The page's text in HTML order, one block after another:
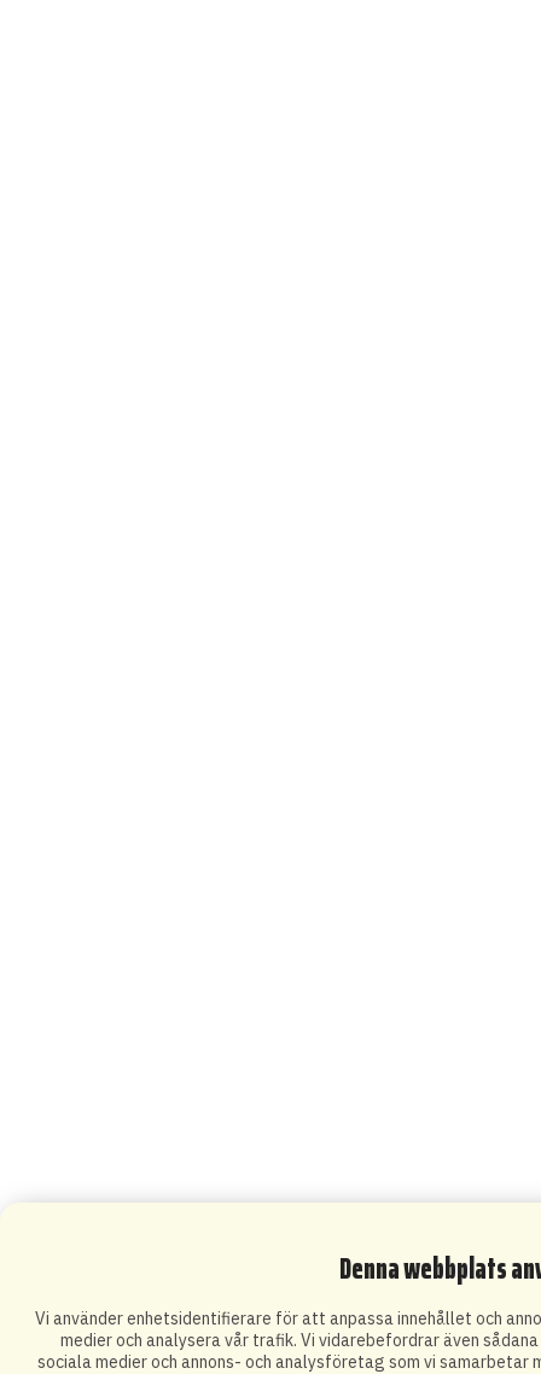
Denna webbplats
Vi använder enhetsidentifierare för att anpassa innehållet och
medier och analysera vår trafik. Vi vidarebefordrar även
sociala medier och annons- och analysföretag som vi samarbetar